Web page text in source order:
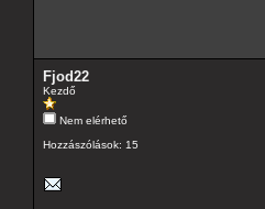
Fjod22
Kezdő
Nem elérhető
Hozzászólások: 15